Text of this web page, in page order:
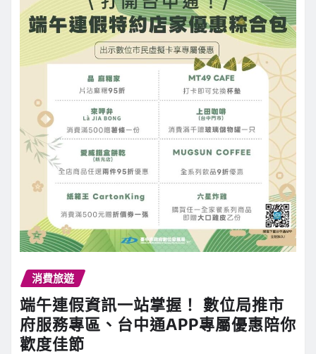
消費旅遊
端午連假資訊一站掌握！ 數位局推市
府服務專區、台中通APP專屬優惠陪你
歡度佳節